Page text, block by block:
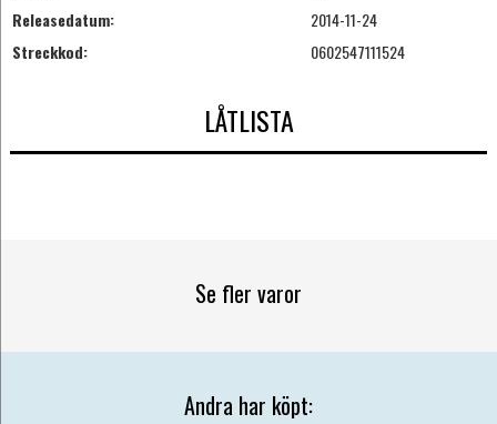
Releasedatum:
2014-11-24
Streckkod:
0602547111524
LÅTLISTA
Se fler varor
Andra har köpt: